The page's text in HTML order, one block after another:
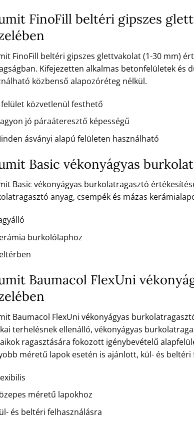
FinoFill beltéri gipszes
FinoFill beltéri gipszes glettvakolat (1-30 mm)
Kifejezetten alkalmas betonfelületek és
közbenső alapozóréteg nélkül.
felület közvetlenül festhető
jó páraáteresztő képességű
ásványi alapú felületen használható
Basic vékonyágyas
Basic vékonyágyas burkolatragasztó
anyag, csempék és mázas
burkolólaphoz
Baumacol FlexUni
Baumacol FlexUni vékonyágyas
terhelésnek ellenálló, vékonyágyas
ragasztására fokozott igénybevételű
méretű lapok esetén is ajánlott, kül- és beltéri
méretű lapokhoz
és beltéri felhasználásra